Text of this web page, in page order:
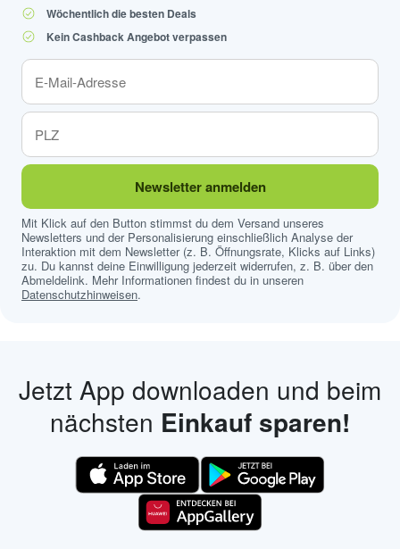
Wöchentlich die besten Deals
Kein Cashback Angebot verpassen
Newsletter anmelden
Mit Klick auf den Button stimmst du dem Versand unseres
Newsletters und der Personalisierung einschließlich Analyse der
Interaktion mit dem Newsletter (z. B. Öffnungsrate, Klicks auf Links)
zu. Du kannst deine Einwilligung jederzeit widerrufen, z. B. über den
Abmeldelink. Mehr Informationen findest du in unseren
Datenschutzhinweisen.
Jetzt App downloaden und beim
nächsten Einkauf sparen!